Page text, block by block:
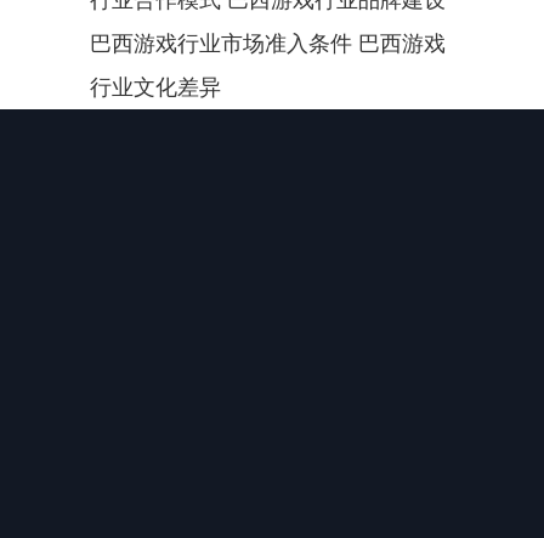
巴西游戏行业市场准入条件 巴西游戏
行业文化差异